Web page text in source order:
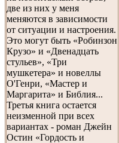
две из них у меня
меняются в зависимости
от ситуации и настроения.
Это могут быть «Робинзон
Крузо» и «Двенадцать
стульев», «Три
мушкетера» и новеллы
О'Генри, «Мастер и
Маргарита» и Библия...
Третья книга остается
неизменной при всех
вариантах - роман Джейн
Остин «Гордость и